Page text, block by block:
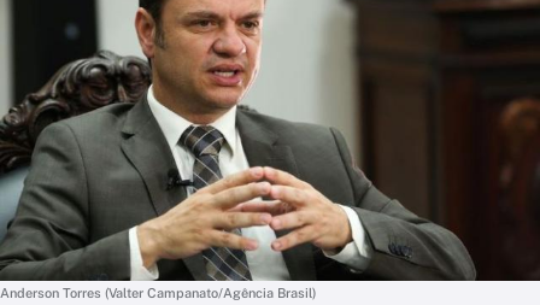
Anderson Torres (Valter Campanato/Agência Brasil)